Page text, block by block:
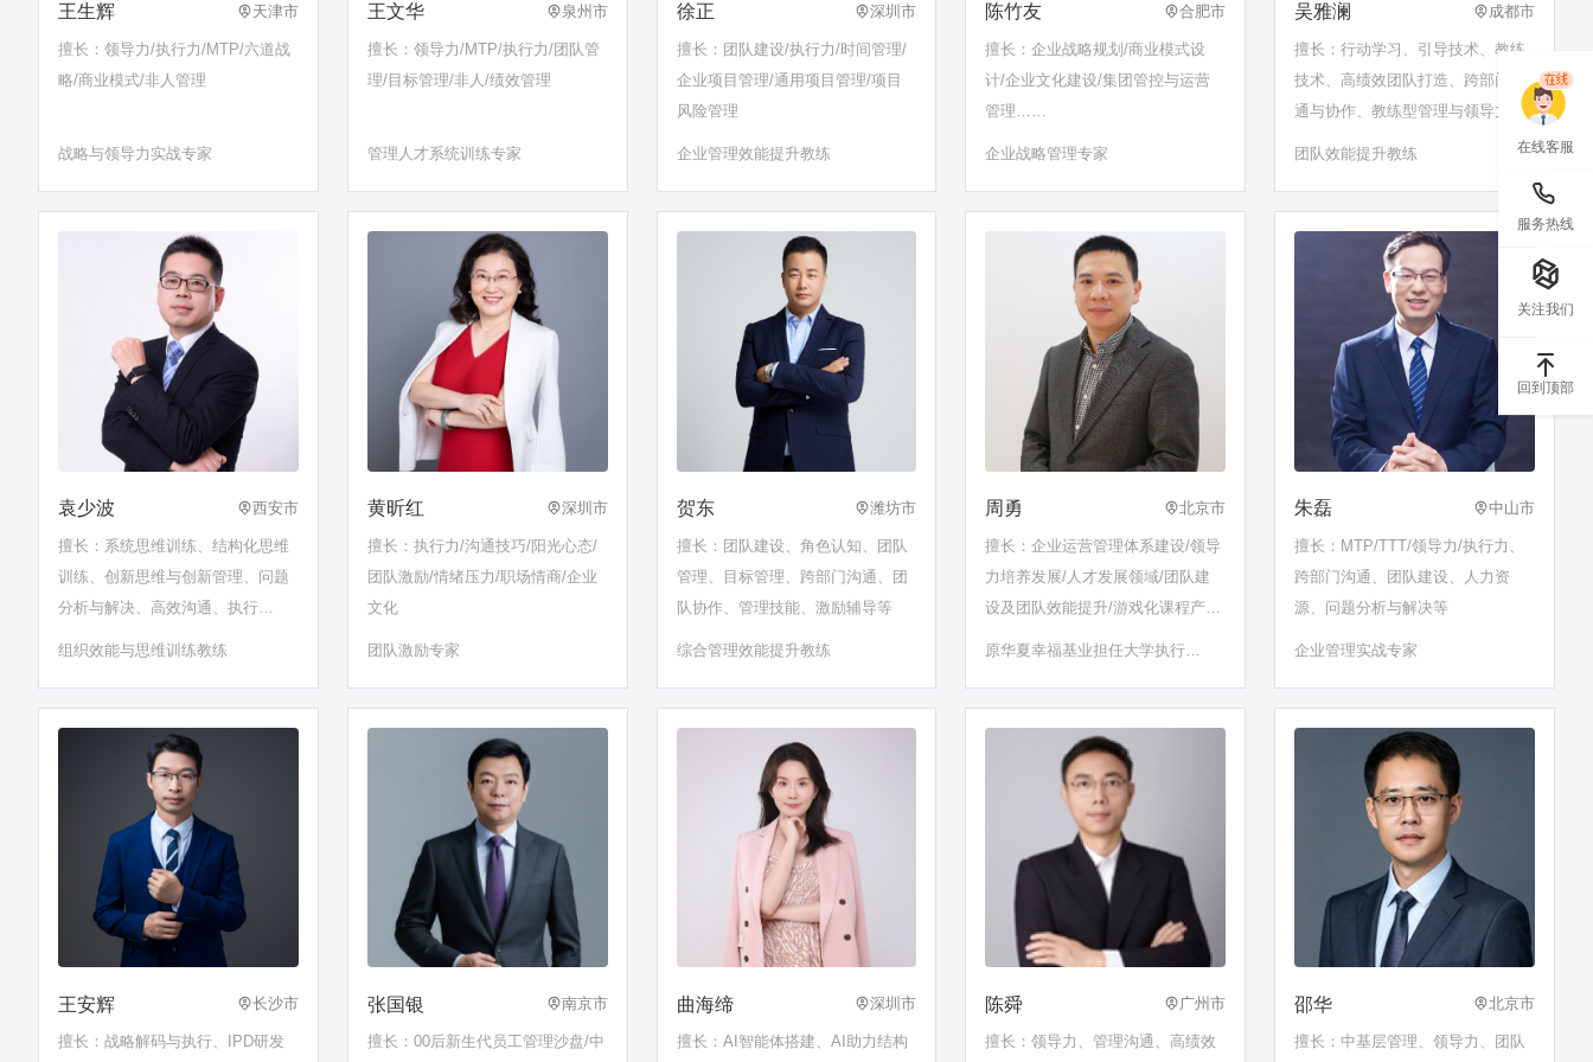
王生辉 天津市
擅长：领导力/执行力/MTP/六道战
略/商业模式/非人管理
战略与领导力实战专家
王文华 泉州市
擅长：领导力/MTP/执行力/团队管
理/目标管理/非人/绩效管理
管理人才系统训练专家
徐正 深圳市
擅长：团队建设/执行力/时间管理/
企业项目管理/通用项目管理/项目
风险管理
企业管理效能提升教练
陈竹友 合肥市
擅长：企业战略规划/商业模式设
计/企业文化建设/集团管控与运营
管理……
企业战略管理专家
吴雅澜 成都市
擅长：行动学习、引导技术、教练
技术、高绩效团队打造、跨部门沟
通与协作、教练型管理与领导力提
团队效能提升教练
袁少波 西安市
擅长：系统思维训练、结构化思维
训练、创新思维与创新管理、问题
分析与解决、高效沟通、执行
组织效能与思维训练教练
黄昕红 深圳市
擅长：执行力/沟通技巧/阳光心态/
团队激励/情绪压力/职场情商/企业
文化
团队激励专家
贺东 潍坊市
擅长：团队建设、角色认知、团队
管理、目标管理、跨部门沟通、团
队协作、管理技能、激励辅导等
综合管理效能提升教练
周勇 北京市
擅长：企业运营管理体系建设/领导
力培养发展/人才发展领域/团队建
设及团队效能提升/游戏化课程产品
原华夏幸福基业担任大学执行副
校长/原网龙科技担任企业大学执
朱磊 中山市
擅长：MTP/TTT/领导力/执行力、
跨部门沟通、团队建设、人力资
源、问题分析与解决等
企业管理实战专家
王安辉 长沙市
擅长：战略解码与执行、IPD研发
张国银 南京市
擅长：00后新生代员工管理沙盘/中
曲海缔 深圳市
擅长：AI智能体搭建、AI助力结构
陈舜 广州市
擅长：领导力、管理沟通、高绩效
邵华 北京市
擅长：中基层管理、领导力、团队
在线客服
服务热线
关注我们
回到顶部